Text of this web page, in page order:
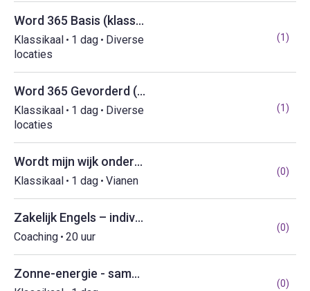
Word 365 Basis (klassikaal)
Klassikaal 1 dag
Diverse
locaties
(1)
Word 365 Gevorderd (klassikaal)
Klassikaal 1 dag
Diverse
locaties
(1)
Wordt mijn wijk ondermijnd - Inclusief DE WIJK IN!
Klassikaal 1 dag Vianen
(0)
Zakelijk Engels – individuele begeleiding
Coaching 20 uur
(0)
Zonne-energie - samen investeren in zonnige huurwoningen
(0)